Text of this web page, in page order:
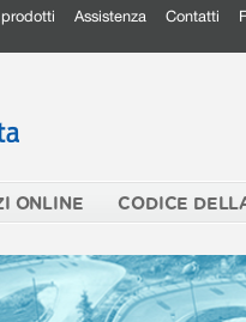
Assistenza Contatti
ONLINE CODICE